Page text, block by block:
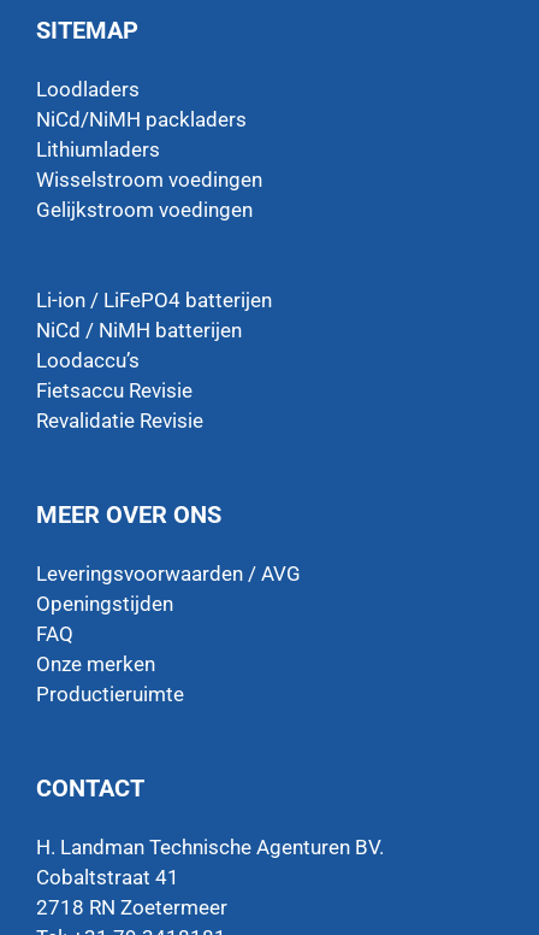
SITEMAP
Loodladers
NiCd/NiMH packladers
Lithiumladers
Wisselstroom voedingen
Gelijkstroom voedingen
Li-ion / LiFePO4 batterijen
NiCd / NiMH batterijen
Loodaccu’s
Fietsaccu Revisie
Revalidatie Revisie
MEER OVER ONS
Leveringsvoorwaarden / AVG
Openingstijden
FAQ
Onze merken
Productieruimte
CONTACT
H. Landman Technische Agenturen BV.
Cobaltstraat 41
2718 RN Zoetermeer